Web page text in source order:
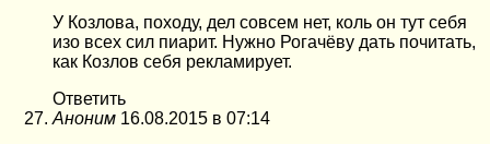
У Козлова, походу, дел совсем нет, коль он тут себя
изо всех сил пиарит. Нужно Рогачёву дать почитать,
как Козлов себя рекламирует.
Ответить
Аноним 16.08.2015 в 07:14